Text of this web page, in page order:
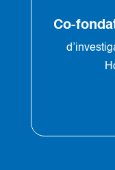
Co-